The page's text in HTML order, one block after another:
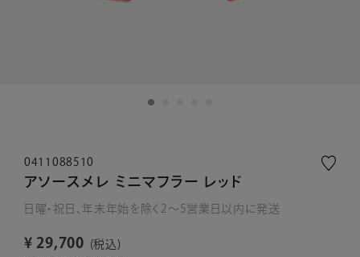
0411088510
アソースメレ ミニマフラー レッド
日曜・祝日、年末年始を除く2～5営業日以内に発送
¥ 29,700
税込